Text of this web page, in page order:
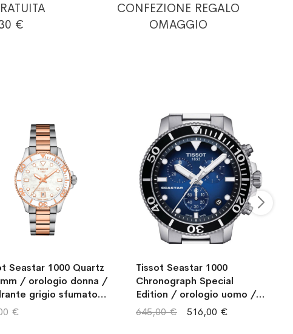
€
CONFEZIONE REGALO
OMAGGIO
Seastar 1000 Quartz
/ orologio donna /
grigio sfumato /
e bracciale acciaio e
rosato
€
Tissot Seastar 1000
Chronograph Special
Edition / orologio uomo /
quadrante blu sfumato
nero / cassa e bracciale
516,00 €
645,00 €